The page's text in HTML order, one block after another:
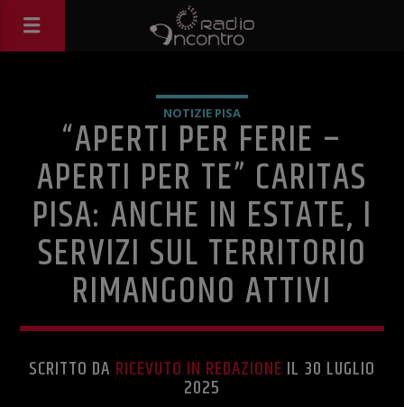
NOTIZIE PISA
“APERTI PER FERIE –
APERTI PER TE” CARITAS
PISA: ANCHE IN ESTATE, I
SERVIZI SUL TERRITORIO
RIMANGONO ATTIVI
SCRITTO DA RICEVUTO IN REDAZIONE IL 30 LUGLIO
2025